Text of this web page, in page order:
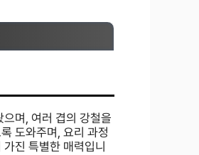
며, 여러 겹의 강철을
도와주며, 요리 과정
진 특별한 매력입니